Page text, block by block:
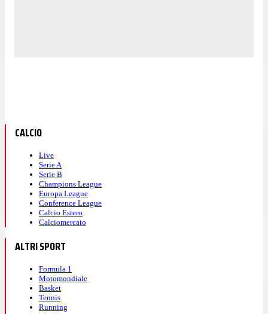
CALCIO
Live
Serie A
Serie B
Champions League
Europa League
Conference League
Calcio Estero
Calciomercato
ALTRI SPORT
Formula 1
Motomondiale
Basket
Tennis
Running